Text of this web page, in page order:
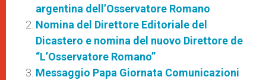
argentina dell’Osservatore Romano
Nomina del Direttore Editoriale del
Dicastero e nomina del nuovo Direttore de
“L’Osservatore Romano”
Messaggio Papa Giornata Comunicazioni